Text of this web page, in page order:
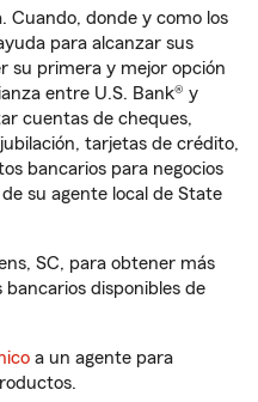
Cuando, donde y como los
para alcanzar sus
su primera y mejor opción
entre U.S. Bank® y
cuentas de cheques,
tarjetas de crédito,
bancarios para negocios
su agente local de State
SC, para obtener más
disponibles de
a un agente para